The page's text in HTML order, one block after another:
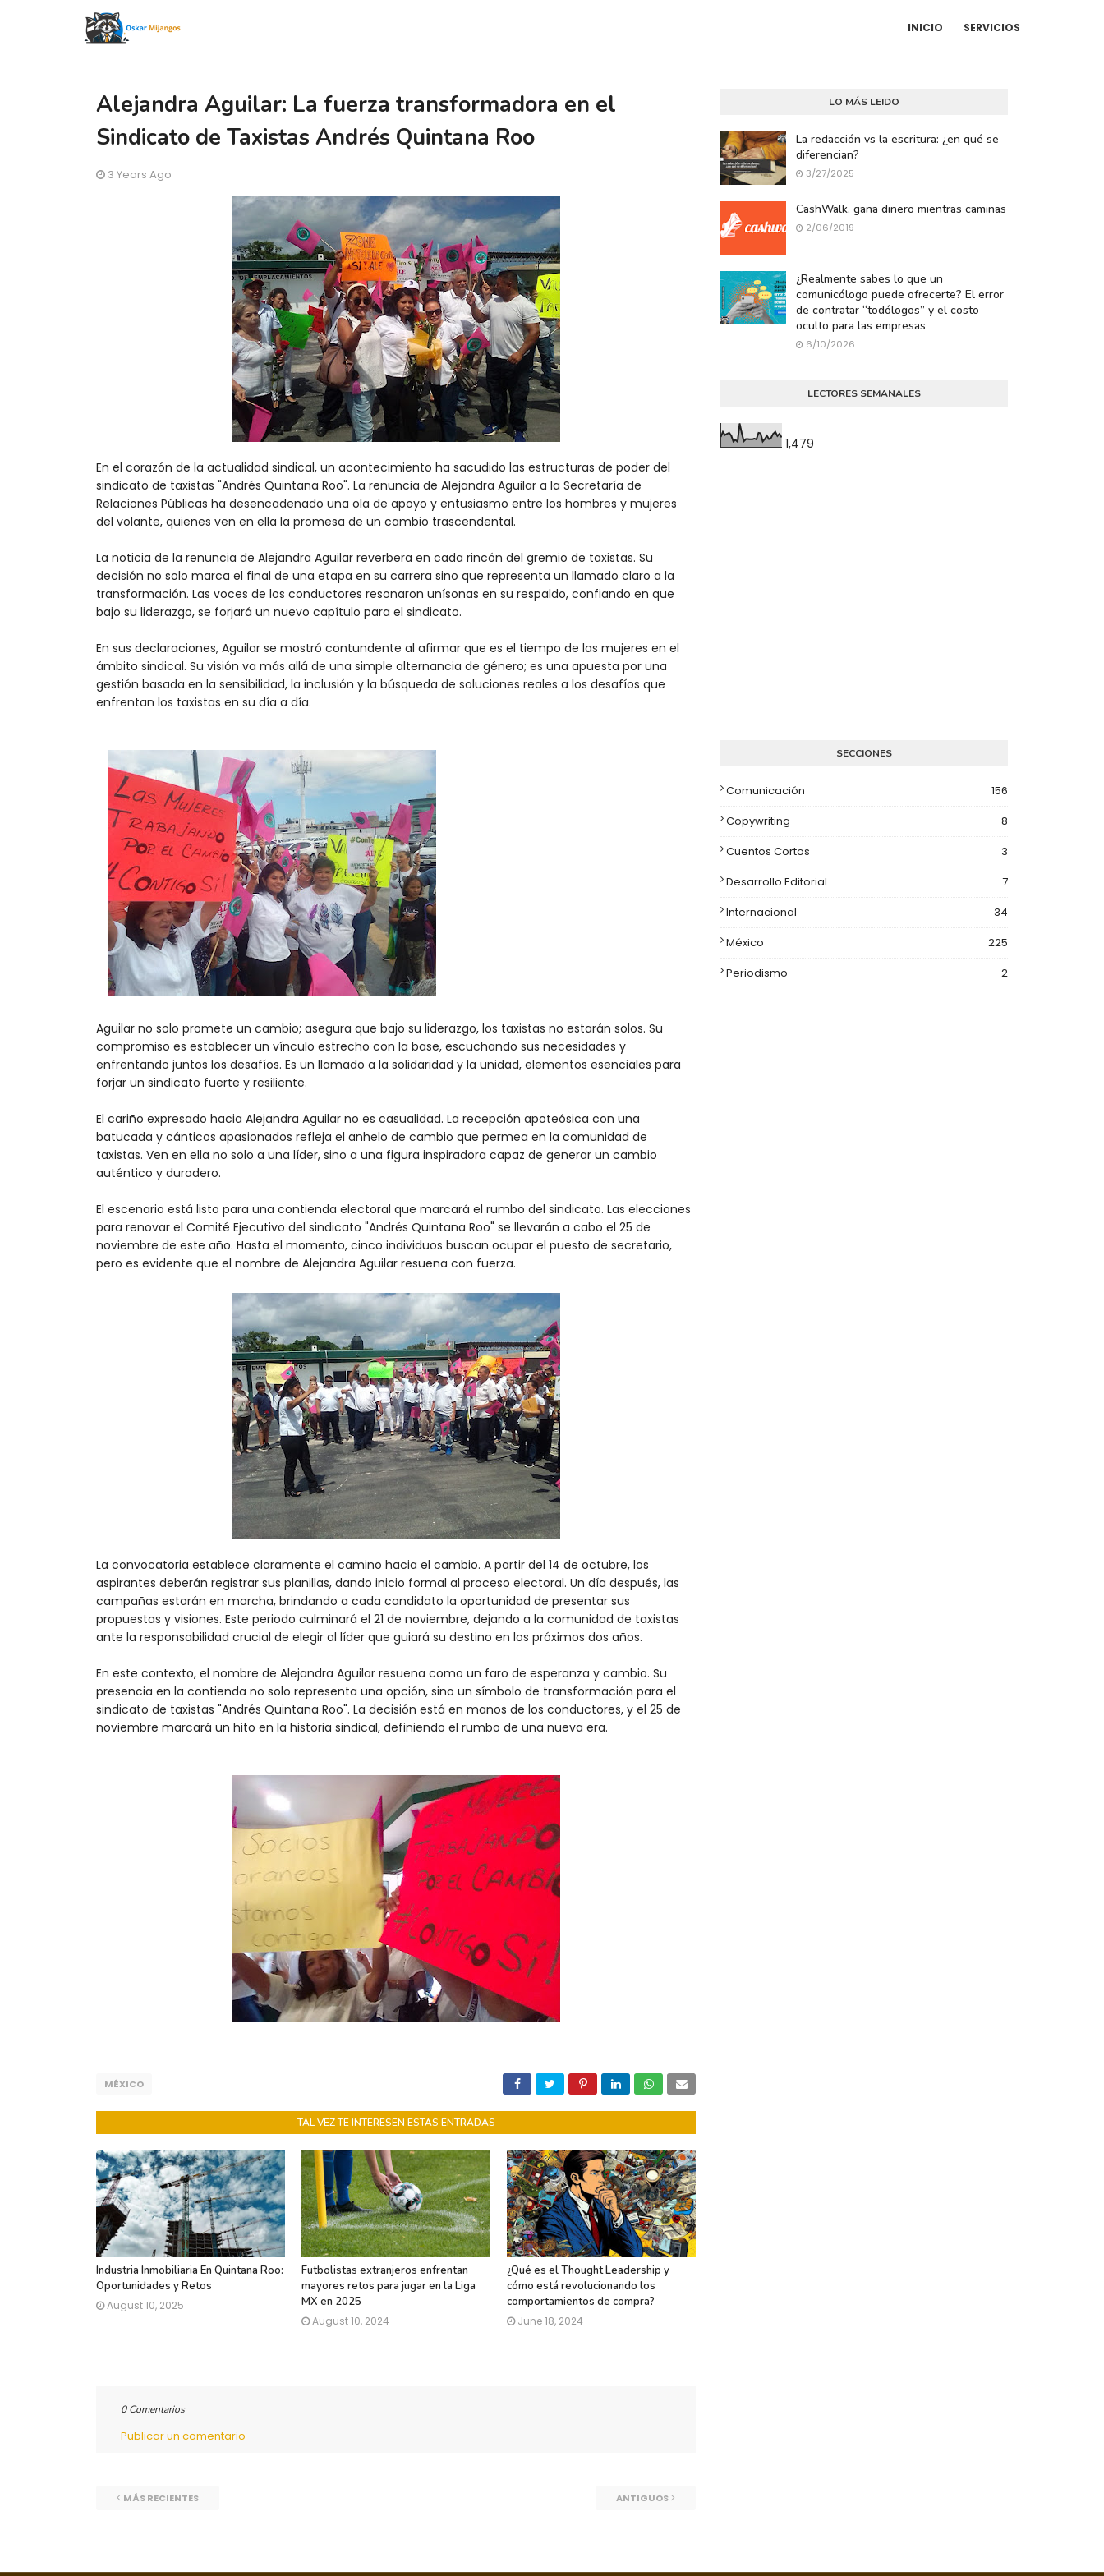
INICIO SERVICIOS
Alejandra Aguilar: La fuerza transformadora en el
Sindicato de Taxistas Andrés Quintana Roo
3 Years Ago
En el corazón de la actualidad sindical, un acontecimiento ha sacudido las estructuras de poder del
sindicato de taxistas "Andrés Quintana Roo". La renuncia de Alejandra Aguilar a la Secretaría de
Relaciones Públicas ha desencadenado una ola de apoyo y entusiasmo entre los hombres y mujeres
del volante, quienes ven en ella la promesa de un cambio trascendental.
La noticia de la renuncia de Alejandra Aguilar reverbera en cada rincón del gremio de taxistas. Su
decisión no solo marca el final de una etapa en su carrera sino que representa un llamado claro a la
transformación. Las voces de los conductores resonaron unísonas en su respaldo, confiando en que
bajo su liderazgo, se forjará un nuevo capítulo para el sindicato.
En sus declaraciones, Aguilar se mostró contundente al afirmar que es el tiempo de las mujeres en el
ámbito sindical. Su visión va más allá de una simple alternancia de género; es una apuesta por una
gestión basada en la sensibilidad, la inclusión y la búsqueda de soluciones reales a los desafíos que
enfrentan los taxistas en su día a día.
Aguilar no solo promete un cambio; asegura que bajo su liderazgo, los taxistas no estarán solos. Su
compromiso es establecer un vínculo estrecho con la base, escuchando sus necesidades y
enfrentando juntos los desafíos. Es un llamado a la solidaridad y la unidad, elementos esenciales para
forjar un sindicato fuerte y resiliente.
El cariño expresado hacia Alejandra Aguilar no es casualidad. La recepción apoteósica con una
batucada y cánticos apasionados refleja el anhelo de cambio que permea en la comunidad de
taxistas. Ven en ella no solo a una líder, sino a una figura inspiradora capaz de generar un cambio
auténtico y duradero.
El escenario está listo para una contienda electoral que marcará el rumbo del sindicato. Las elecciones
para renovar el Comité Ejecutivo del sindicato "Andrés Quintana Roo" se llevarán a cabo el 25 de
noviembre de este año. Hasta el momento, cinco individuos buscan ocupar el puesto de secretario,
pero es evidente que el nombre de Alejandra Aguilar resuena con fuerza.
La convocatoria establece claramente el camino hacia el cambio. A partir del 14 de octubre, los
aspirantes deberán registrar sus planillas, dando inicio formal al proceso electoral. Un día después, las
campañas estarán en marcha, brindando a cada candidato la oportunidad de presentar sus
propuestas y visiones. Este periodo culminará el 21 de noviembre, dejando a la comunidad de taxistas
ante la responsabilidad crucial de elegir al líder que guiará su destino en los próximos dos años.
En este contexto, el nombre de Alejandra Aguilar resuena como un faro de esperanza y cambio. Su
presencia en la contienda no solo representa una opción, sino un símbolo de transformación para el
sindicato de taxistas "Andrés Quintana Roo". La decisión está en manos de los conductores, y el 25 de
noviembre marcará un hito en la historia sindical, definiendo el rumbo de una nueva era.
MÉXICO
TAL VEZ TE INTERESEN ESTAS ENTRADAS
Industria Inmobiliaria En Quintana Roo:
Oportunidades y Retos
August 10, 2025
Futbolistas extranjeros enfrentan
mayores retos para jugar en la Liga
MX en 2025
August 10, 2024
¿Qué es el Thought Leadership y
cómo está revolucionando los
comportamientos de compra?
June 18, 2024
0 Comentarios
Publicar un comentario
MÁS RECIENTES ANTIGUOS
LO MÁS LEIDO
La redacción vs la escritura: ¿en qué se
diferencian?
3/27/2025
CashWalk, gana dinero mientras caminas
2/06/2019
¿Realmente sabes lo que un
comunicólogo puede ofrecerte? El error
de contratar “todólogos” y el costo
oculto para las empresas
6/10/2026
LECTORES SEMANALES
1,479
SECCIONES
Comunicación
156
Copywriting
8
Cuentos Cortos
3
Desarrollo Editorial
7
Internacional
34
México
225
Periodismo
2